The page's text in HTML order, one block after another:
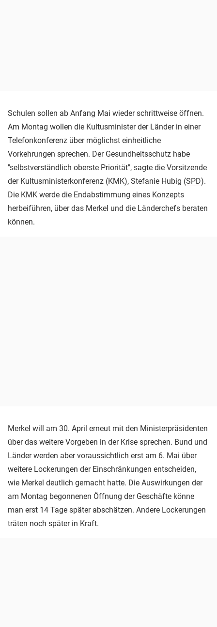
Schulen sollen ab Anfang Mai wieder schrittweise öffnen.
Am Montag wollen die Kultusminister der Länder in einer
Telefonkonferenz über möglichst einheitliche
Vorkehrungen sprechen. Der Gesundheitsschutz habe
"selbstverständlich oberste Priorität", sagte die Vorsitzende
der Kultusministerkonferenz (KMK), Stefanie Hubig (SPD).
Die KMK werde die Endabstimmung eines Konzepts
herbeiführen, über das Merkel und die Länderchefs beraten
können.
Merkel will am 30. April erneut mit den Ministerpräsidenten
über das weitere Vorgeben in der Krise sprechen. Bund und
Länder werden aber voraussichtlich erst am 6. Mai über
weitere Lockerungen der Einschränkungen entscheiden,
wie Merkel deutlich gemacht hatte. Die Auswirkungen der
am Montag begonnenen Öffnung der Geschäfte könne
man erst 14 Tage später abschätzen. Andere Lockerungen
träten noch später in Kraft.